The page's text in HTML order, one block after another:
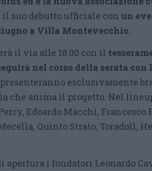
il suo debutto ufficiale con un
a Villa Montevecchio.
il via alle 18.00 con il
nel corso della serata
esclusivamente
che anima il progetto. Nel
Edoardo Macchi, Francesco
Quinto Strato, Toradoll,
apertura i fondatori Leonardo